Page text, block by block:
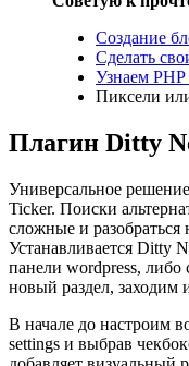
Создание
Сделать
Узнаем
Пиксели
Плагин Ditty
Универсальное
Ticker. Поиски
сложные и разобраться
Устанавливается Ditty
панели wordpress, либо
новый раздел, заходим
В начале до настроим
settings и выбрав